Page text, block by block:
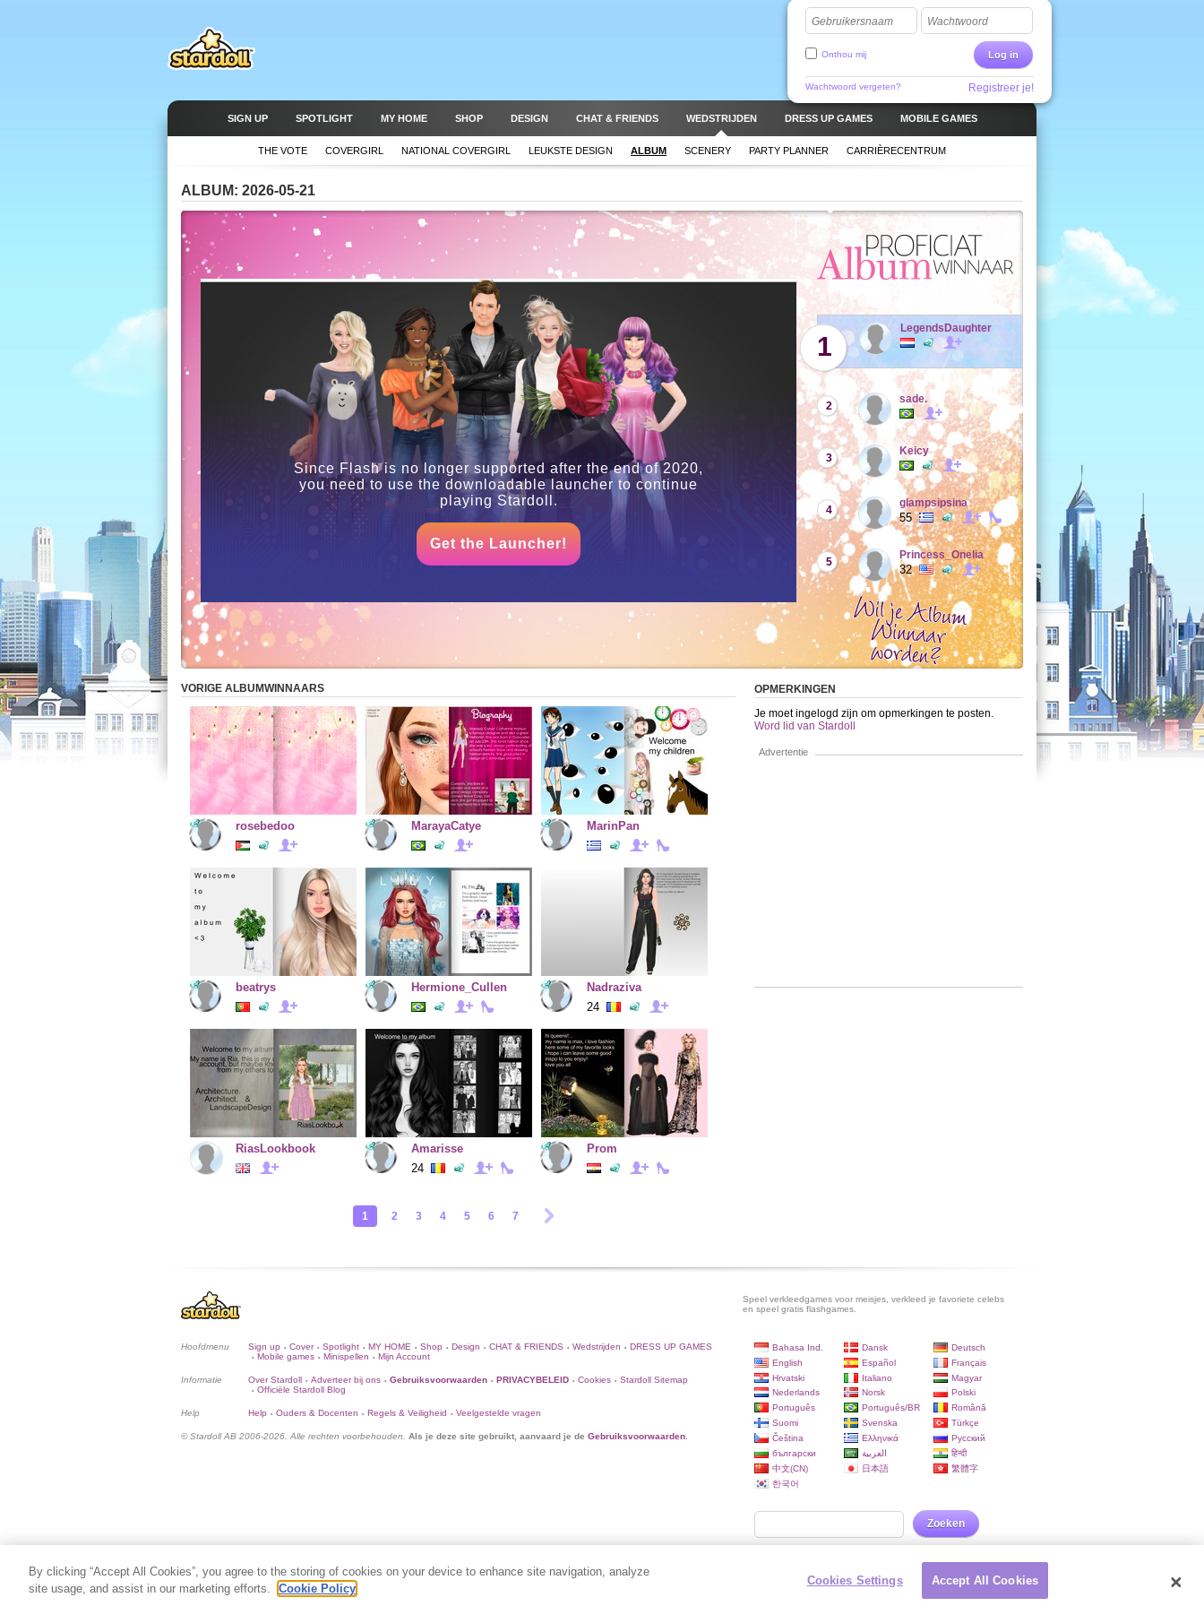
Gebruikersnaam Wachtwoord
Log in
Onthou mij
Wachtwoord vergeten? Registreer je!
SIGN UP SPOTLIGHT MY HOME SHOP DESIGN CHAT & FRIENDS WEDSTRIJDEN DRESS UP GAMES MOBILE GAMES
THE VOTE COVERGIRL NATIONAL COVERGIRL LEUKSTE DESIGN ALBUM SCENERY PARTY PLANNER CARRIÈRECENTRUM
ALBUM: 2026-05-21
Since Flash is no longer supported after the end of 2020,
you need to use the downloadable launcher to continue
playing Stardoll.
Get the Launcher!
1
LegendsDaughter
2
sade.
3
Keicy
4
glampsipsina
55
5
Princess_Onelia
32
VORIGE ALBUMWINNAARS
rosebedoo MarayaCatye MarinPan
beatrys Hermione_Cullen
Nadraziva
24
RiasLookbook
Amarisse
24
Prom
1 2 3 4 5 6 7
OPMERKINGEN
Je moet ingelogd zijn om opmerkingen te posten.
Word lid van Stardoll
Advertentie
Speel verkleedgames voor meisjes, verkleed je favoriete celebs
en speel gratis flashgames.
Hoofdmenu Sign up • Cover • Spotlight • MY HOME • Shop • Design • CHAT & FRIENDS • Wedstrijden • DRESS UP GAMES
• Mobile games • Minispellen • Mijn Account
Informatie Over Stardoll • Adverteer bij ons • Gebruiksvoorwaarden • PRIVACYBELEID • Cookies • Stardoll Sitemap
• Officiële Stardoll Blog
Help Help • Ouders & Docenten • Regels & Veiligheid • Veelgestelde vragen
© Stardoll AB 2006-2026. Alle rechten voorbehouden. Als je deze site gebruikt, aanvaard je de Gebruiksvoorwaarden
Bahasa Ind. Dansk
Deutsch
English
Español
Français
Hrvatski
Italiano
Magyar
Nederlands
Norsk
Polski
Português
Português/BR
Română
Suomi
Svenska
Türkçe
Čeština
Ελληνικά
Русский
български
العربية
हिन्दी
中文(CN)
日本語
繁體字
한국어
Zoeken
By clicking “Accept All Cookies”, you agree to the storing of cookies on your device to enhance site navigation, analyze
site usage, and assist in our marketing efforts.
Cookie Policy
Cookies Settings Accept All Cookies